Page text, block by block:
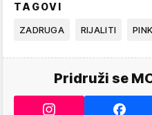
TAGOVI
ZADRUGA RIJALITI PINK
Pridruži se